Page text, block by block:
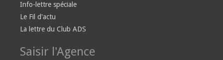
Info-lettre spéciale
Le Fil d'actu
La lettre du Club ADS
Saisir l'Agence